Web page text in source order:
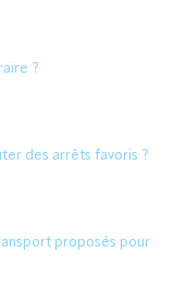
?
des arrêts favoris ?
proposés pour